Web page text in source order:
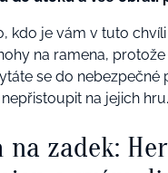
kdo je vám v tuto
na ramena,
se do nebezpečné
na jejich hru.
zadek: